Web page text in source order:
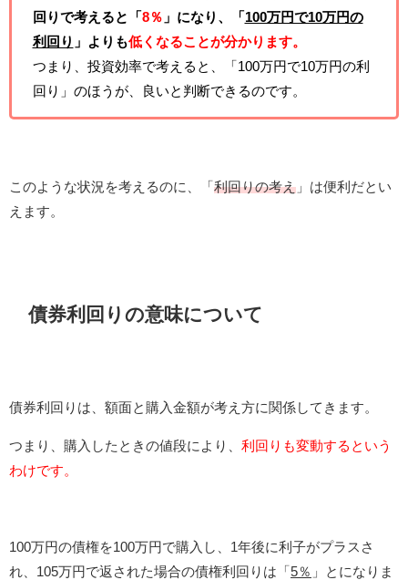
回りで考えると「8％ 」になり、「100万円で10万円の
利回り 」よりも低くなることが分かります。
つまり、投資効率で考えると、「100万円で10万円の利
回り」のほうが、良いと判断できるのです。
このような状況を考えるのに、「利回りの考え 」は便利だとい
えます。
債券利回りの意味について
債券利回りは、額面と購入金額が考え方に関係してきます。
つまり、購入したときの値段により、 利回りも変動するという
わけです。
100万円の債権を100万円で購入し、1年後に利子がプラスさ
れ、105万円で返された場合の債権利回りは「 5％ 」とになりま